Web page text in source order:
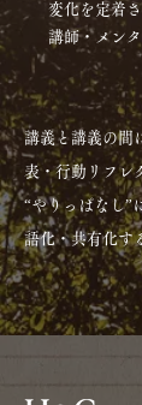
変化を定着
講師・メン
講義と講義の間
表・行動リフレ
“やりっぱなし”
語化・共有化す